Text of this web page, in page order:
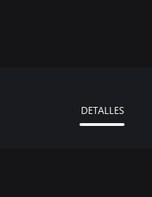
DETALLES